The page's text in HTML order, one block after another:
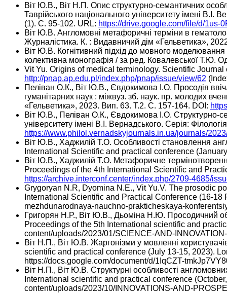
Віт Ю.В., Віт Н.П. Опис структурно-семантичних
Таврійського національного університету імені В.І.
(1). С. 95-102. URL: https://drive.google.com/file/d/
Віт Ю.В. Англомовні метафоричні терміни в
Журналістика. К. : Видавничий дім «Гельветика»,
Віт Ю.В. Когнітивний підхід до мовного моделювання
колективна монографія / за ред. Ковалевської
Vit Yu. Origins of medical terminology. Scientific
http://pnap.ap.edu.pl/index.php/pnap/issue/view/62
Пеліван О.К., Віт Ю.В., Євдокимова І.О. Просодія
гуманітарних наук : міжвуз. зб. наук. пр. молодих
«Гельветика», 2023. Вип. 63. T.2. С. 157-164. DOI:
Віт Ю.В., Пеліван О.К., Євдокимова І.О. Структурно-
університету імені В.І. Вернадського. Серія:
https://www.philol.vernadskyjournals.in.ua/journals/
Віт Ю.В., Хаджилій Т.О. Особливості становлення
International Scientific and practical conference
Віт Ю.В., Хаджилій Т.О. Метафоричне
Proceedings of the 4th International Scientific and
https://archive.interconf.center/index.php/2709-4685/
Grygoryan N.R, Dyomina N.E., Vit Yu.V. The prosodic
International Scientific and Practical Conference (16-
mezhdunarodnaya-nauchno-prakticheskaya-
Григорян Н.Р., Віт Ю.В., Дьоміна Н.Ю. Просодичний
Proceedings of the 5th International scientific and
content/uploads/2023/01/SCIENCE-AND-
Віт Н.П., Віт Ю.В. Жаргонізми у мовленні
scientific and practical conference (July 13-15, 2023).
https://docs.google.com/document/d/1IqCZT-
Віт Н.П., Віт Ю.В. Структурні особливості
International scientific and practical conference
content/uploads/2023/10/INNOVATIONS-AND-